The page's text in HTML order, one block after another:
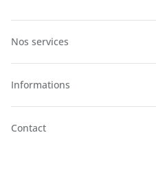
Nos services
Informations
Contact